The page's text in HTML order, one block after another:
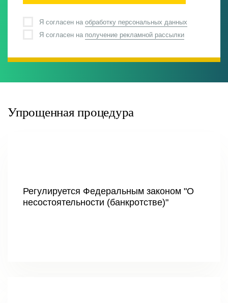
Я согласен на обработку персональных данных
Я согласен на получение рекламной рассылки
Упрощенная процедура
Регулируется Федеральным законом "О
несостоятельности (банкротстве)"